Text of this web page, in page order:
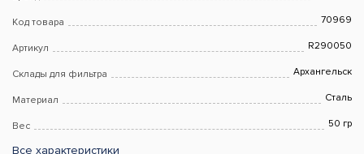
Код товара 70969
Артикул R290050
Склады для фильтра Архангельск
Материал Сталь
Вес 50 гр
Все характеристики